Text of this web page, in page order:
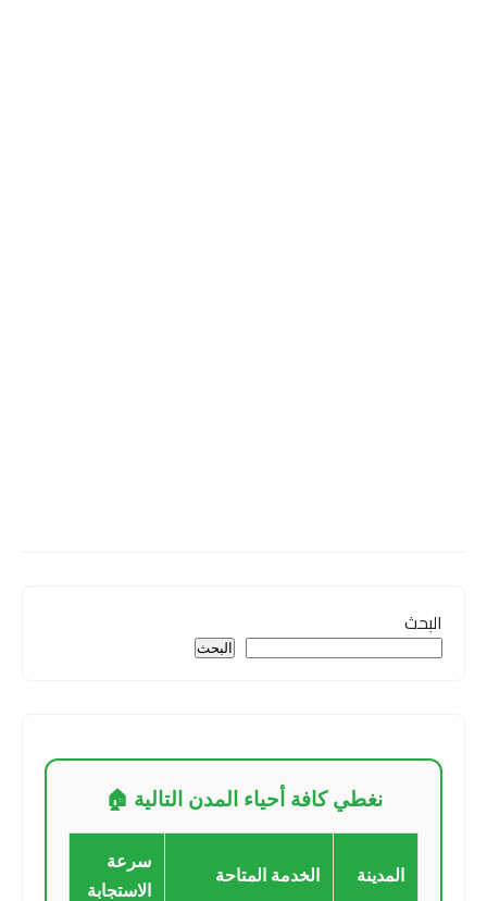
البحث
البحث
نغطي كافة أحياء المدن التالية 🏠
المدينة الخدمة المتاحة
سرعة
الاستجابة